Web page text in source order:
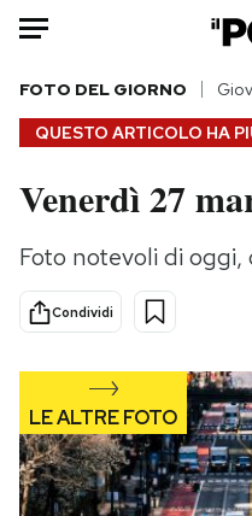
HOME
Italia
Politica
Tecnologia
Scienza
Cultura
Economia
Sport
QUESTO ARTICOLO HA
FOTO DEL GIORNO
Venerdì 27
Foto notevoli di
Condividi